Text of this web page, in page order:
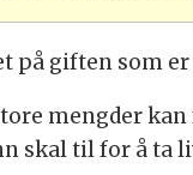
på giften som
mengder
skal til for å ta